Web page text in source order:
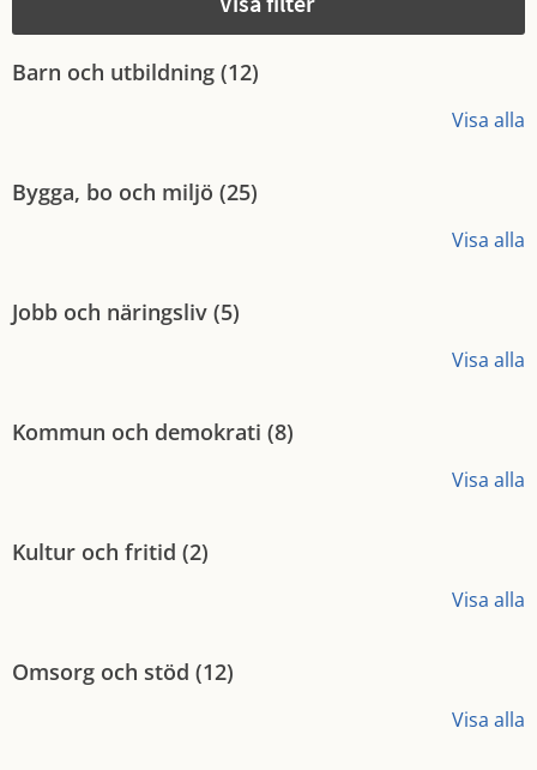
Barn och utbildning (12)
Visa alla
Bygga, bo och miljö (25)
Visa alla
Jobb och näringsliv (5)
Visa alla
Kommun och demokrati (8)
Visa alla
Kultur och fritid (2)
Visa alla
Omsorg och stöd (12)
Visa alla